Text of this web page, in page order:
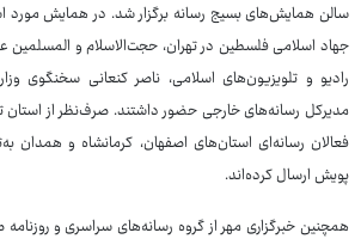
سالن همایش‌های بسیج رسانه برگزار شد. در همایش مورد
جهاد اسلامی فلسطین در تهران، حجت‌الاسلام و المسلمین
رادیو و تلویزیون‌های اسلامی، ناصر کنعانی سخنگوی
فعالان رسانه‌ای استان‌های اصفهان، کرمانشاه و همدان
پویش ارسال کرده‌اند.
همچنین خبرگزاری مهر از گروه رسانه‌های سراسری و